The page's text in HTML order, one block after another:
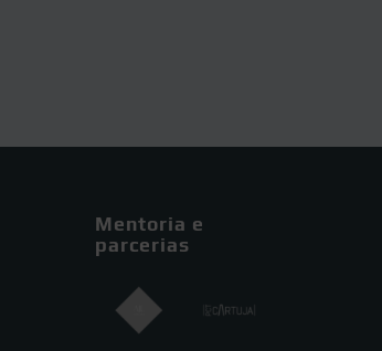
Mentoria e
parcerias